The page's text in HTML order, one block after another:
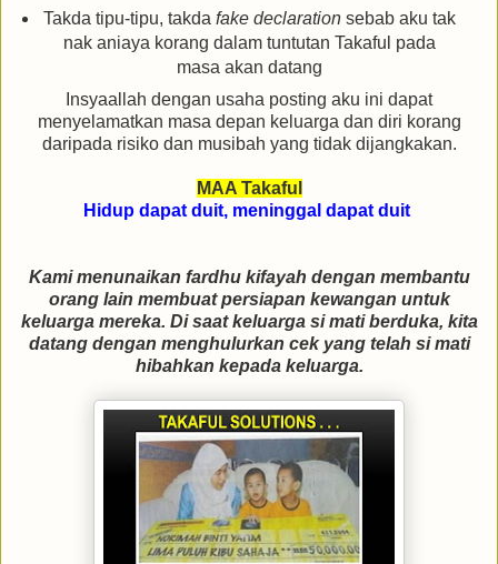
Takda tipu-tipu, takda fake declarationsebab aku tak
nak aniaya korang dalam tuntutan Takaful pada
masa akan datang
Insyaallah dengan usaha posting aku ini dapat
menyelamatkan masa depan keluarga dan diri korang
daripada risiko dan musibah yang tidak dijangkakan.
MAA Takaful
Hidup dapat duit, meninggal dapat duit
Kami menunaikan fardhu kifayah dengan membantu
orang lain membuat persiapan kewangan untuk
keluarga mereka. Di saat keluarga si mati berduka, kita
datang dengan menghulurkan cek yang telah si mati
hibahkan kepada keluarga.